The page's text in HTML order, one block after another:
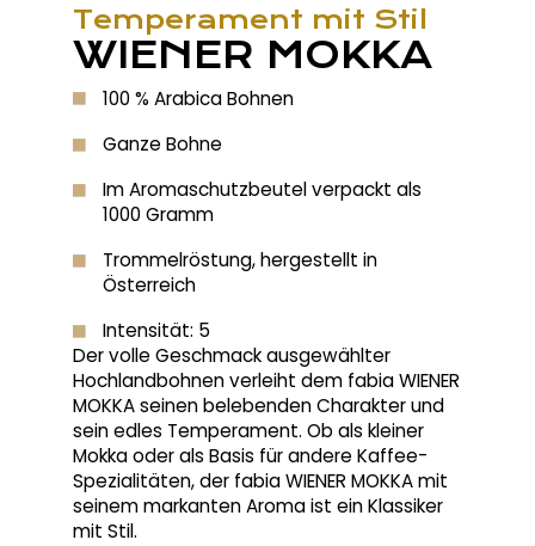
Temperament mit Stil
WIENER MOKKA
100 % Arabica Bohnen
Ganze Bohne
Im Aromaschutzbeutel verpackt als
1000 Gramm
Trommelröstung, hergestellt in
Österreich
Intensität: 5
Der volle Geschmack ausgewählter
Hochlandbohnen verleiht dem fabia WIENER
MOKKA seinen belebenden Charakter und
sein edles Temperament. Ob als kleiner
Mokka oder als Basis für andere Kaffee-
Spezialitäten, der fabia WIENER MOKKA mit
seinem markanten Aroma ist ein Klassiker
mit Stil.